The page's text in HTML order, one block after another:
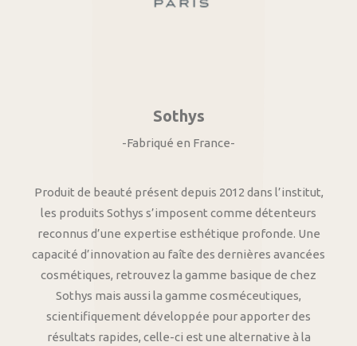
Sothys
-Fabriqué en France-
Produit de beauté présent depuis 2012 dans l’institut,
les produits Sothys s’imposent comme détenteurs
reconnus d’une expertise esthétique profonde. Une
capacité d’innovation au faîte des dernières avancées
cosmétiques, retrouvez la gamme basique de chez
Sothys mais aussi la gamme cosméceutiques,
scientifiquement développée pour apporter des
résultats rapides, celle-ci est une alternative à la